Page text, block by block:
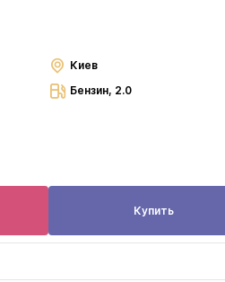
Киев
Бензин, 2.0
Купить